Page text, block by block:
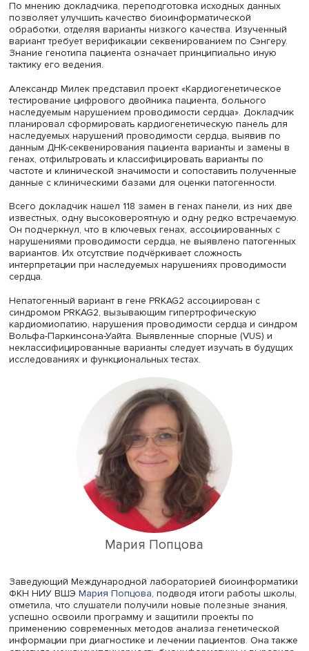
двухцепочечные и одноцепочечные и формируются
для генной библиотеки, затем в специальных
расположенных на них чипах идет реакция с
специальных реактивов и многократное прочтение
нуклеотидов. В сутки, по словам Егора Гоцманова
Студенческие проекты
В завершающий день работы школы слушатели
свои проекты по использованию секвенирования для
диагностики и лечения кардиологических
Слушатель школы, студент 6-го курса ИКМ
данных полноэкзомного секвенирования с
виртуальной кардиогенетической панели». Докладчик
планировал оценить наличие патогенных/вероятно-
патогенных вариантов, ассоциированных с развитием
кардиологических заболеваний у пациента с семейным
анамнезом нарушения проводимости сердца.
В анализ были включены данные полноэкзомного
секвенирования пациента с семейным анамнезом
проводимости сердца. Секвенирование проводилось с
применением систем Illumina Genome Analyzer Iix, Illumina
TruSeq Enrichment kit с использованием
применением критериев патогенности ACMG.
Были изучены 76 баз, просмотрены 1 074 варианта в
генетической панели GenCC по кардиомиопатии и 10
вариантов в генетической панели ClinGen по
кардимиопатии. В ходе исследования был выявлен
патогенный вариант гена LMNA. Данный ген кодирует
являющийся критически важным структурным
ядерной оболочки клеток. Патогенные варианты гена
связаны с высоким риском фатальных аритмий, что
принципиального изменения тактики ведения пациента
(имплантация кардиовертера-дефибриллятора и
семейный скрининг).
По мнению докладчика, переподготовка исходных
позволяет улучшить качество биоинформатической
обработки, отделяя варианты низкого качества.
вариант требует верификации секвенированием по
Знание генотипа пациента означает принципиально
тактику его ведения.